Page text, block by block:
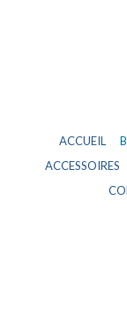
ACCUEIL
ACCESSOIRES